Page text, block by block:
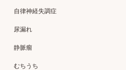
自律神経失調症
尿漏れ
静脈瘤
むちうち